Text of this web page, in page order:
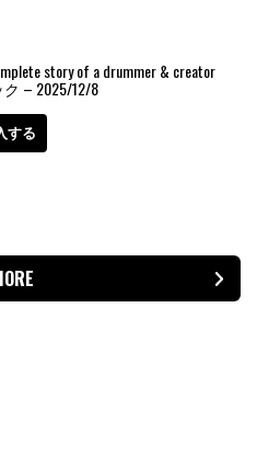
story of a drummer & creator
– 2025/12/8
する